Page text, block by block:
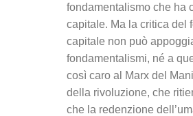
fondamentalismo che ha
capitale. Ma la critica del
capitale non può
fondamentalismi, né a
così caro al Marx del
della rivoluzione, che
che la redenzione